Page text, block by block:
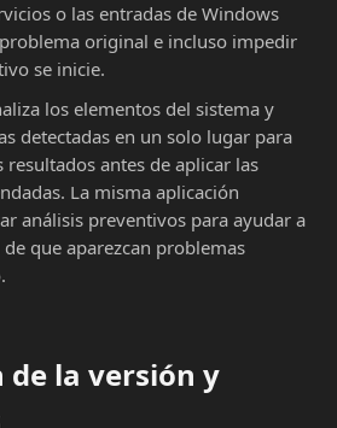
o las entradas de Windows
original e incluso impedir
se inicie.
los elementos del sistema y
detectadas en un solo lugar para
resultados antes de aplicar las
La misma aplicación
análisis preventivos para ayudar a
que aparezcan problemas
la versión y